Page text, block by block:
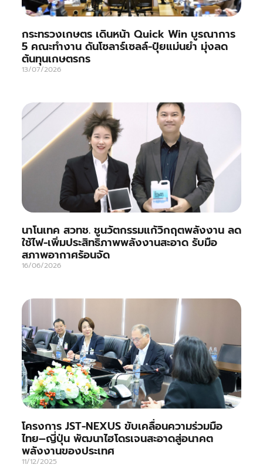
กระทรวงเกษตร เดินหน้า Quick Win บูรณาการ
5 คณะทำงาน ดันโซลาร์เซลล์-ปุ๋ยแม่นยำ มุ่งลด
ต้นทุนเกษตรกร
13/07/2026
นาโนเทค สวทช. ชูนวัตกรรมแก้วิกฤตพลังงาน ลด
ใช้ไฟ-เพิ่มประสิทธิภาพพลังงานสะอาด รับมือ
สภาพอากาศร้อนจัด
16/06/2026
โครงการ JST-NEXUS ขับเคลื่อนความร่วมมือ
ไทย–ญี่ปุ่น พัฒนาไฮโดรเจนสะอาดสู่อนาคต
พลังงานของประเทศ
11/12/2025